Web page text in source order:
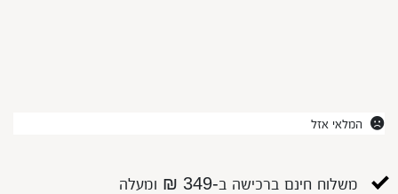
המלאי אזל
משלוח חינם ברכישה ב-349 ₪ ומעלה